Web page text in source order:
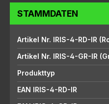
STAMMDATEN
Artikel Nr. IRIS-4-RD-IR
Artikel Nr. IRIS-4-GR-IR
Produkttyp
EAN IRIS-4-RD-IR